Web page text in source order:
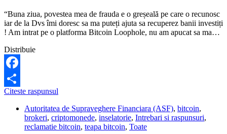
“Buna ziua, povestea mea de frauda e o greșeală pe care o recunosc
iar de la Dvs îmi doresc sa ma puteți ajuta sa recuperez banii investiți
! Am intrat pe o platforma Bitcoin Loophole, nu am apucat sa ma…
Distribuie
Facebook
Share
Citeste raspunsul
inselata
de
Binance
Autoritatea de Supraveghere Financiara (ASF), bitcoin,
brokeri, criptomonede, inselatorie, Intrebari si raspunsuri,
reclamatie bitcoin, teapa bitcoin, Toate